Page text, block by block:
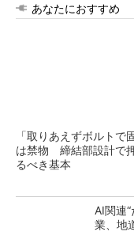
あなたにおすすめ
「取りあえずボルトで
は禁物 締結部設計で
るべき基本
AI関連
業、地